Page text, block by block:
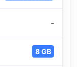
-
8 GB